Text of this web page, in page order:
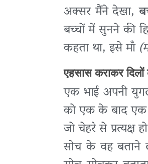
अक्सर मैंने देखा,
बच्चों में सुनने की
कहता था, इसे माँ
एहसास कराकर दिलों
एक भाई अपनी
को एक के बाद एक
जो चेहरे से प्रत्यक्ष
सोच के वह बताने